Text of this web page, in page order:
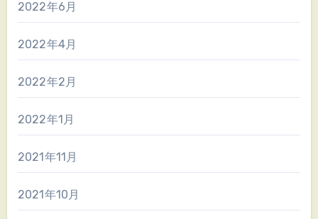
2022年6月
2022年4月
2022年2月
2022年1月
2021年11月
2021年10月